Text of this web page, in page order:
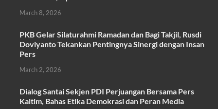
b
o
o
k
er
A
p
March 8, 2026
PKB Gelar Silaturahmi Ramadan dan Bagi Takjil, Rusdi
Doviyanto Tekankan Pentingnya Sinergi dengan Insan
Pers
March 2, 2026
Dialog Santai Sekjen PDI Perjuangan Bersama Pers
Kaltim, Bahas Etika Demokrasi dan Peran Media